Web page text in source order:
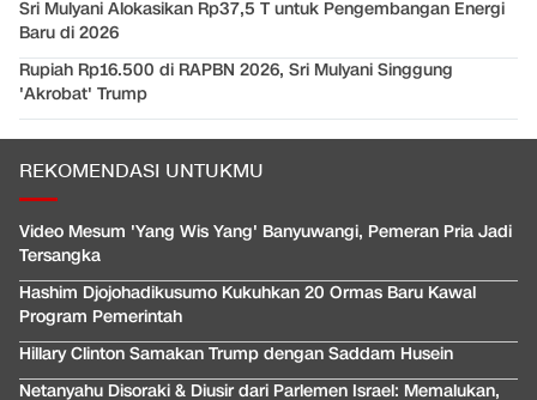
Sri Mulyani Alokasikan Rp37,5 T untuk Pengembangan Energi
Baru di 2026
Rupiah Rp16.500 di RAPBN 2026, Sri Mulyani Singgung
'Akrobat' Trump
REKOMENDASI UNTUKMU
Video Mesum 'Yang Wis Yang' Banyuwangi, Pemeran Pria Jadi
Tersangka
Hashim Djojohadikusumo Kukuhkan 20 Ormas Baru Kawal
Program Pemerintah
Hillary Clinton Samakan Trump dengan Saddam Husein
Netanyahu Disoraki & Diusir dari Parlemen Israel: Memalukan,